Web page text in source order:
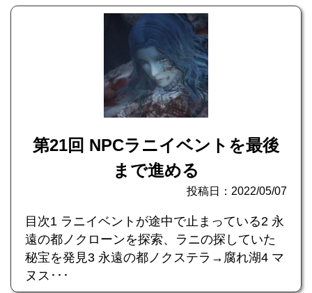
第21回 NPCラニイベントを最後
まで進める
投稿日：2022/05/07
目次1 ラニイベントが途中で止まっている2 永
遠の都ノクローンを探索、ラニの探していた
秘宝を発見3 永遠の都ノクステラ→腐れ湖4 マ
ヌス･･･